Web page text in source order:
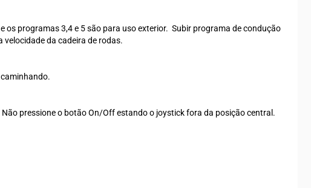
programas 3,4 e 5 são para uso exterior. Subir programa de condução
da cadeira de rodas.
pressione o botão On/Off estando o joystick fora da posição central.